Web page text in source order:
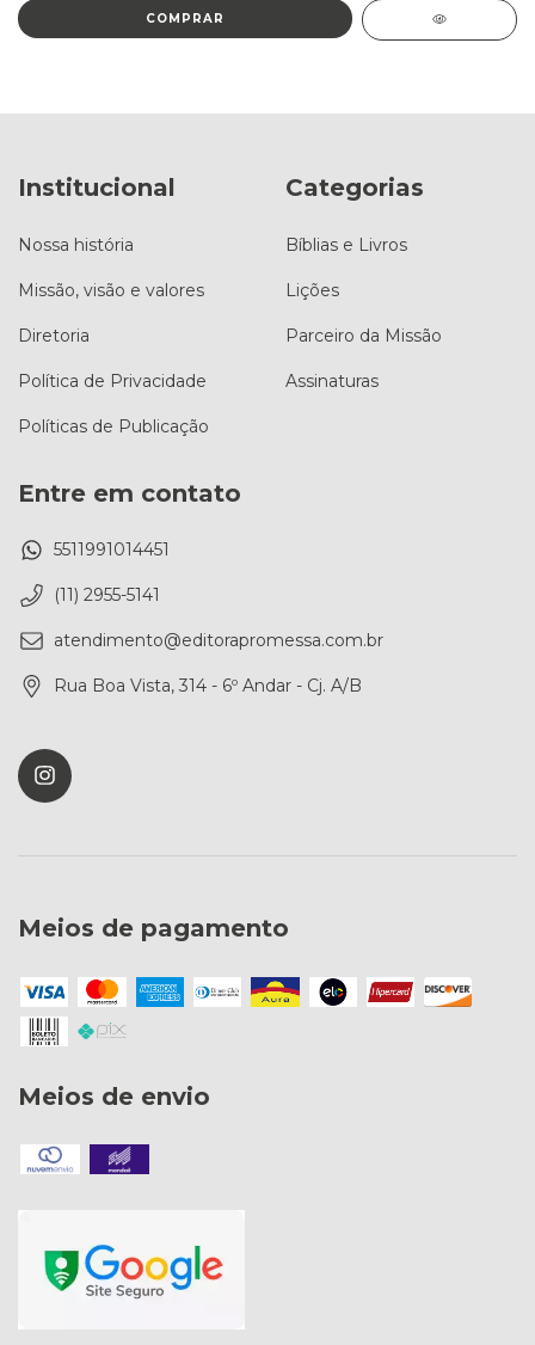
Institucional
Nossa história
Missão, visão e valores
Diretoria
Política de Privacidade
Políticas de Publicação
Categorias
Bíblias e Livros
Lições
Parceiro da Missão
Assinaturas
Entre em contato
5511991014451
(11) 2955-5141
atendimento@editorapromessa.com.br
Rua Boa Vista, 314 - 6º Andar - Cj. A/B
Meios de pagamento
Meios de envio